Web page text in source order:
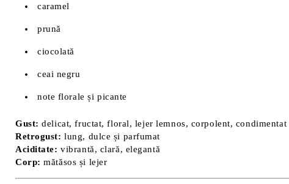
caramel
prună
ciocolată
ceai negru
note florale și picante
Gust: delicat, fructat, floral, lejer lemnos, corpolent, condimentat
Retrogust: lung, dulce și parfumat
Aciditate: vibrantă, clară, elegantă
Corp: mătăsos și lejer